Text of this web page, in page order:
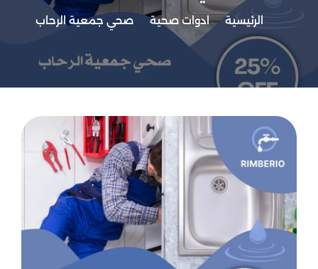
الرئيسية ادوات صحية صحي جمعية الرحاب